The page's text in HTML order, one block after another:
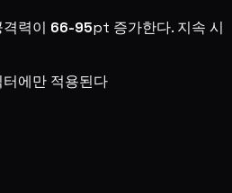
력이 66-95pt 증가한다. 지속 시
에만 적용된다